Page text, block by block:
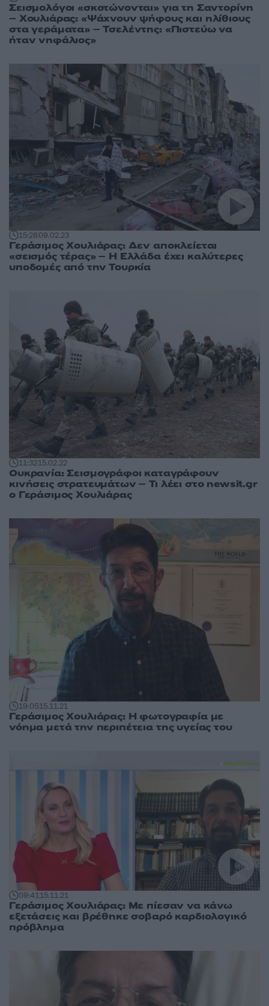
Σεισμολόγοι «σκοτώνονται» για τη Σαντορίνη
– Χουλιάρας: «Ψάχνουν ψήφους και ηλίθιους
στα γεράματα» – Τσελέντης: «Πιστεύω να
ήταν νηφάλιος»
15:2809.02.23
Γεράσιμος Χουλιάρας: Δεν αποκλείεται
«σεισμός τέρας» – Η Ελλάδα έχει καλύτερες
υποδομές από την Τουρκία
11:3215.02.22
Ουκρανία: Σεισμογράφοι καταγράφουν
κινήσεις στρατευμάτων – Τι λέει στο newsit.gr
ο Γεράσιμος Χουλιάρας
19:0515.11.21
Γεράσιμος Χουλιάρας: Η φωτογραφία με
νόημα μετά την περιπέτεια της υγείας του
09:4115.11.21
Γεράσιμος Χουλιάρας: Με πίεσαν να κάνω
εξετάσεις και βρέθηκε σοβαρό καρδιολογικό
πρόβλημα